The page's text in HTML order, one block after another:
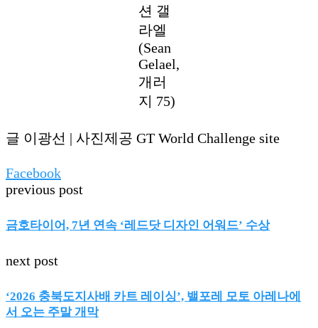
션 갤
라엘
(Sean
Gelael,
개러
지 75)
글 이광선 | 사진제공 GT World Challenge site
Facebook
previous post
금호타이어, 7년 연속 ‘레드닷 디자인 어워드’ 수상
next post
‘2026 충북도지사배 카트 레이싱’, 밸포레 모토 아레나에
서 오는 주말 개막